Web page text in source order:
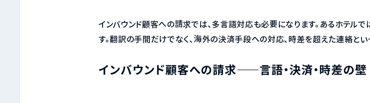
インバウンド顧客への請求では、多言語対応も必要になります。あるホテル
す。翻訳の手間だけでなく、海外の決済手段への対応、時差を超えた連絡とい
インバウンド顧客への請求——言語・決済・時差の壁